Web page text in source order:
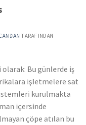
TARAFINDAN
Bu günlerde iş
işletmelere sat
kurulmakta
içersinde
çöpe atılan bu